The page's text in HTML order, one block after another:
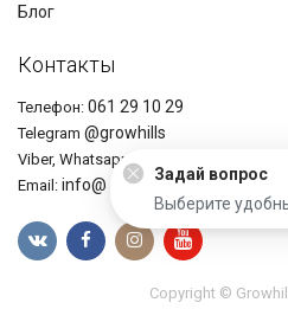
Блог
Контакты
Телефон: 061 29 10 29
Telegram @growhills
Viber, Whatsapp
Email: info@ growhills.com
Copyright ©
Задай вопрос
Выберите